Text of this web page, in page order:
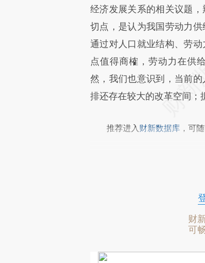
经济发展关系的相关议题
切点，是认为我国劳动力
通过对人口就业结构、劳
点值得商榷，劳动力在供
然，我们也意识到，当前
排还存在较大的改革空间；
推荐进入 财新数据库 ，可
财
可